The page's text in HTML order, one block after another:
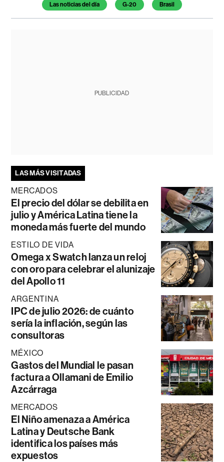
Las noticias del día G-20 Brasil
PUBLICIDAD
LAS MÁS VISITADAS
MERCADOS
El precio del dólar se debilita en
julio y América Latina tiene la
moneda más fuerte del mundo
ESTILO DE VIDA
Omega x Swatch lanza un reloj
con oro para celebrar el alunizaje
del Apollo 11
ARGENTINA
IPC de julio 2026: de cuánto
sería la inflación, según las
consultoras
MÉXICO
Gastos del Mundial le pasan
factura a Ollamani de Emilio
Azcárraga
MERCADOS
El Niño amenaza a América
Latina y Deutsche Bank
identifica los países más
expuestos